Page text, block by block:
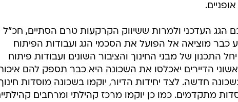
הגג העדכני ולמרות ששיווק הקרקעות טרם הסתיים, חכ"ל
מוציאה אל הפועל את הסכמי הגג ועבודות הפיתוח
התכנון של מבני החינוך והציבור השונים ועבודות פיתוח
הדיירים יאכלסו את השכונה היא כבר תספק להם
חדשה. לצד יחידות הדיור, יוקמו בשכונה מוסדות
מתקדמים. כמו כן יוקמו מרכז קהילתי ומרחבים